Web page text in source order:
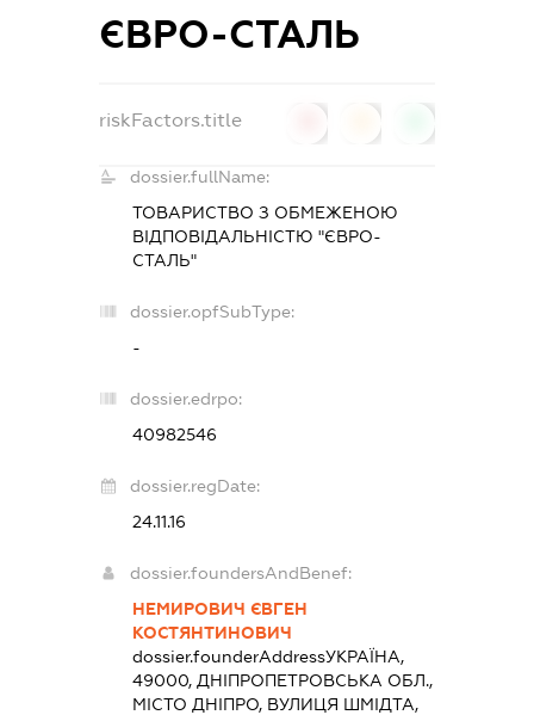
ЄВРО-СТАЛЬ
riskFactors.title
dossier.fullName:
ТОВАРИСТВО З ОБМЕЖЕНОЮ
ВІДПОВІДАЛЬНІСТЮ "ЄВРО-
СТАЛЬ"
dossier.opfSubType:
-
dossier.edrpo:
40982546
dossier.regDate:
24.11.16
dossier.foundersAndBenef:
НЕМИРОВИЧ ЄВГЕН
КОСТЯНТИНОВИЧ
dossier.founderAddressУКРАЇНА,
49000, ДНІПРОПЕТРОВСЬКА ОБЛ.,
МІСТО ДНІПРО, ВУЛИЦЯ ШМІДТА,